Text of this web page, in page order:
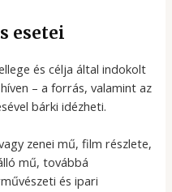
esetei
és célja által indokolt
– a forrás, valamint az
bárki idézheti.
zenei mű, film részlete,
mű, továbbá
és ipari